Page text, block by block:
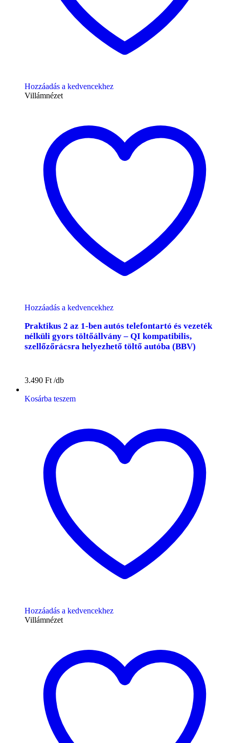
Hozzáadás a kedvencekhez
Villámnézet
Hozzáadás a kedvencekhez
Praktikus 2 az 1-ben autós telefontartó és vezeték
nélküli gyors töltőállvány – QI kompatibilis,
szellőzőrácsra helyezhető töltő autóba (BBV)
3.490 Ft
Kosárba teszem
Hozzáadás a kedvencekhez
Villámnézet